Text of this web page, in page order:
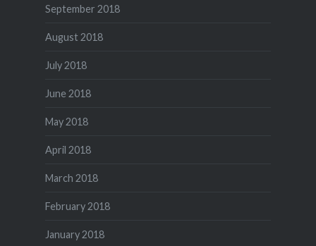
September 2018
August 2018
July 2018
June 2018
May 2018
April 2018
March 2018
February 2018
January 2018